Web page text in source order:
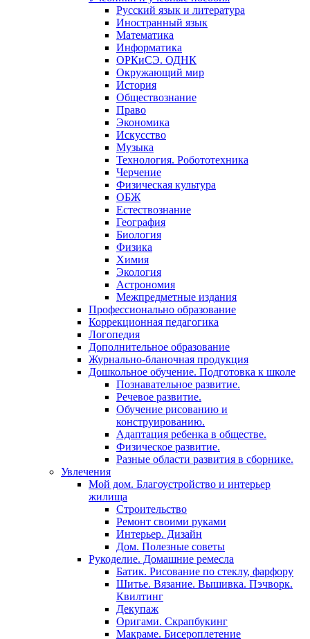
Русский язык и литература
Иностранный язык
Математика
Информатика
ОРКиСЭ. ОДНК
Окружающий мир
История
Обществознание
Право
Экономика
Искусство
Музыка
Технология. Робототехника
Черчение
Физическая культура
ОБЖ
Естествознание
География
Биология
Физика
Химия
Экология
Астрономия
Межпредметные издания
Профессионально образование
Коррекционная педагогика
Логопедия
Дополнительное образование
Журнально-бланочная продукция
Дошкольное обучение. Подготовка к школе
Познавательное развитие.
Речевое развитие.
Обучение рисованию и
конструированию.
Адаптация ребенка в обществе.
Физическое развитие.
Разные области развития в сборнике.
Увлечения
Мой дом. Благоустройство и интерьер
жилища
Строительство
Ремонт своими руками
Интерьер. Дизайн
Дом. Полезные советы
Рукоделие. Домашние ремесла
Батик. Рисование по стеклу, фарфору
Шитье. Вязание. Вышивка. Пэчворк.
Квилтинг
Декупаж
Оригами. Скрапбукинг
Макраме. Бисероплетение